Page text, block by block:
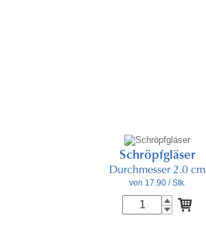
Schröpfgläser
Durchmesser 2.0 cm
von 17.90/ Stk.